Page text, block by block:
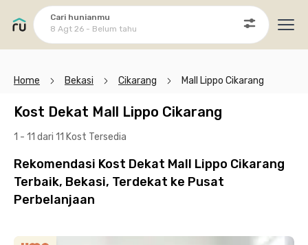
Cari hunianmu
8 Agt 26 - Belum tahu
Home Bekasi Cikarang Mall Lippo Cikarang
Kost Dekat Mall Lippo Cikarang
1 - 11 dari 11 Kost Tersedia
Rekomendasi Kost Dekat Mall Lippo Cikarang
Terbaik, Bekasi, Terdekat ke Pusat
Perbelanjaan